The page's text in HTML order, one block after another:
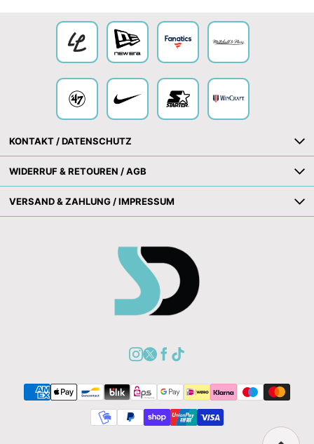
KONTAKT / DATENSCHUTZ
WIDERRUF & RETOUREN / AGB
VERSAND & ZAHLUNG / IMPRESSUM